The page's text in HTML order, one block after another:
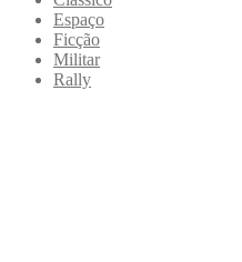
Espaço
Ficção
Militar
Rally